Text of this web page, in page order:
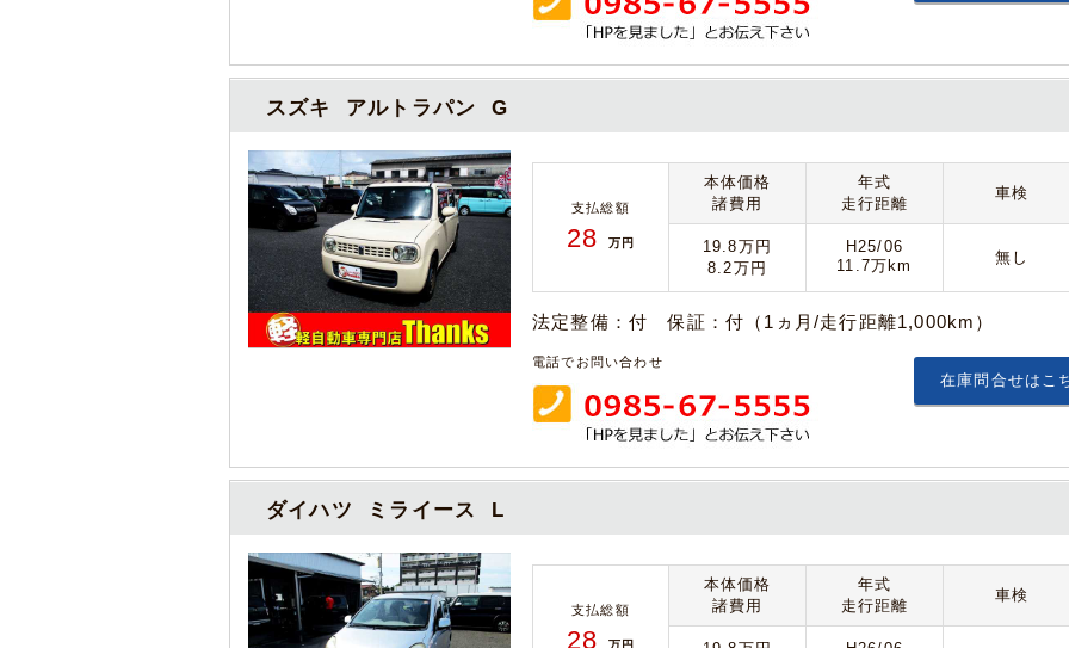
スズキ アルトラパン G
支払総額
28 万円
本体価格
諸費用
年式
走行距離
車検
19.8万円
8.2万円
H25/06
11.7万km
無し
法定整備：付 保証：付（1ヵ月/走行距離1,000km）
在庫問合せはこ
電話でお問い合わせ
ダイハツ ミライース L
支払総額
28 万円
本体価格
諸費用
年式
走行距離
車検